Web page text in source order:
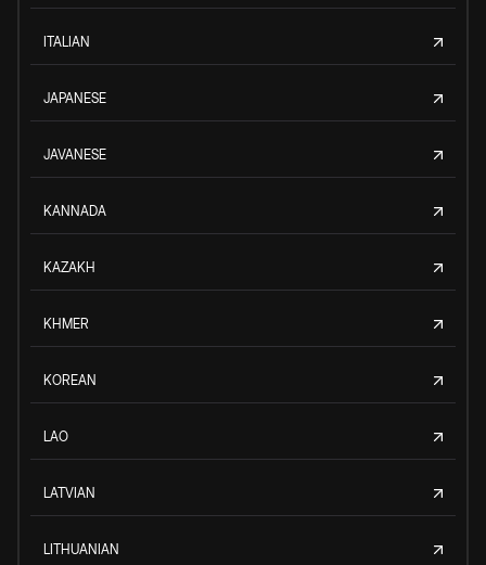
ITALIAN
JAPANESE
JAVANESE
KANNADA
KAZAKH
KHMER
KOREAN
LAO
LATVIAN
LITHUANIAN